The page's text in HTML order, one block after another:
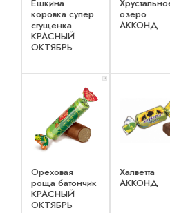
Ёшкина
коровка супер
сгущенка
КРАСНЫЙ
ОКТЯБРЬ
озеро
АККОНД
x 1
Ореховая
роща батончик
КРАСНЫЙ
ОКТЯБРЬ
Халветта
АККОНД